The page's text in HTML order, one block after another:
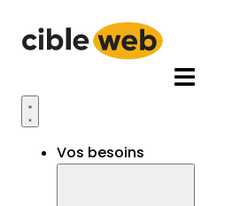
contenu
Vos besoins